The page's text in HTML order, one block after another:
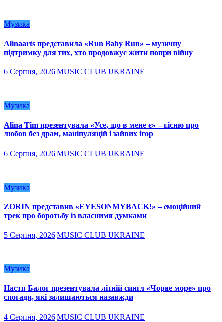
Музика
Alinaarts представила «Run Baby Run» – музичну
підтримку для тих, хто продовжує жити попри війну
6 Серпня, 2026 MUSIC CLUB UKRAINE
Музика
Alina Tim презентувала «Усе, що в мене є» – пісню про
любов без драм, маніпуляцій і зайвих ігор
6 Серпня, 2026 MUSIC CLUB UKRAINE
Музика
ZORIN представив «EYESONMYBACK!» – емоційний
трек про боротьбу із власними думками
5 Серпня, 2026 MUSIC CLUB UKRAINE
Музика
Настя Балог презентувала літній сингл «Чорне море» про
спогади, які залишаються назавжди
4 Серпня, 2026 MUSIC CLUB UKRAINE